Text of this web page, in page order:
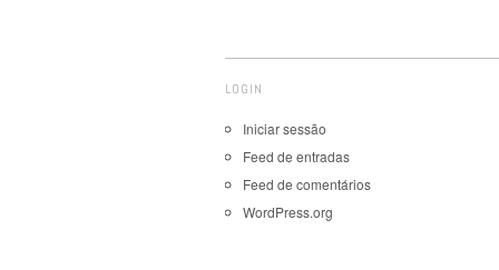
LOGIN
Iniciar sessão
Feed de entradas
Feed de comentários
WordPress.org